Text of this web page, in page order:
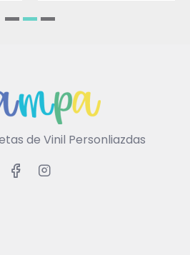
de Vinil Personliazdas